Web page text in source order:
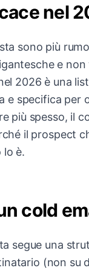
nel
sono più
e
2026 è una
e specifica
più spesso, il
il prospect
lo è.
cold
segue una
(non su